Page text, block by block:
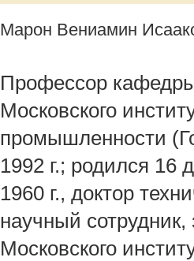
Марон Вениамин
Профессор
Московского
промышленности
1992 г.; родился 16
1960 г., доктор
научный
Московского